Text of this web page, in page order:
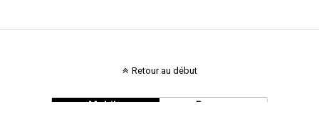
Retour au début
Mobile Bureau